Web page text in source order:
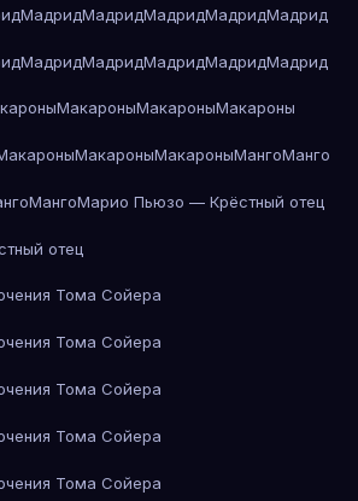
МадридМадридМадридМадридМадрид
МадридМадридМадридМадридМадрид
МакароныМакароныМакароны
МакароныМакароныМангоМанго
МангоМарио Пьюзо — Крёстный отец
отец
Тома Сойера
Тома Сойера
Тома Сойера
Тома Сойера
Тома Сойера